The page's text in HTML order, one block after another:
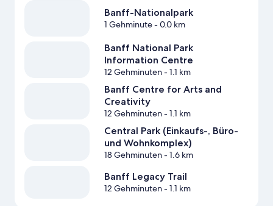
Banff-Nationalpark
1 Gehminute- 0.0 km
Banff National Park
Information Centre
12 Gehminuten- 1.1 km
Banff Centre for Arts and
Creativity
12 Gehminuten- 1.1 km
Central Park (Einkaufs-, Büro-
und Wohnkomplex)
18 Gehminuten- 1.6 km
Banff Legacy Trail
12 Gehminuten- 1.1 km